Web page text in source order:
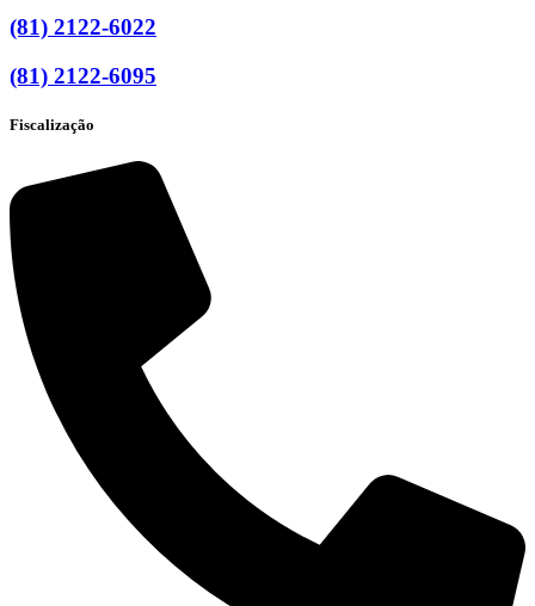
(81) 2122-6022
(81) 2122-6095
Fiscalização